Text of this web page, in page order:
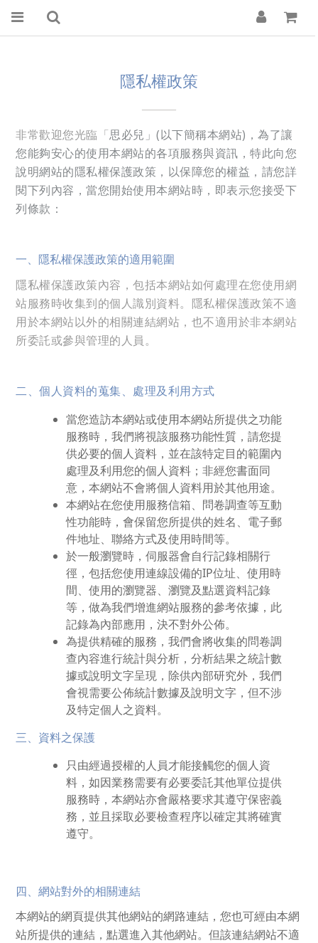
隱私權政策
———
非常歡迎您光臨「思必兒」(以下簡稱本網站)，為了讓
您能夠安心的使用本網站的各項服務與資訊，特此向您
說明網站的隱私權保護政策，以保障您的權益，請您詳
閱下列內容，當您開始使用本網站時，即表示您接受下
列條款：
一、隱私權保護政策的適用範圍
隱私權保護政策內容，包括本網站如何處理在您使用網
站服務時收集到的個人識別資料。隱私權保護政策不適
用於本網站以外的相關連結網站，也不適用於非本網站
所委託或參與管理的人員。
二、個人資料的蒐集、處理及利用方式
當您造訪本網站或使用本網站所提供之功能
服務時，我們將視該服務功能性質，請您提
供必要的個人資料，並在該特定目的範圍內
處理及利用您的個人資料；非經您書面同
意，本網站不會將個人資料用於其他用途。
本網站在您使用服務信箱、問卷調查等互動
性功能時，會保留您所提供的姓名、電子郵
件地址、聯絡方式及使用時間等。
於一般瀏覽時，伺服器會自行記錄相關行
徑，包括您使用連線設備的IP位址、使用時
間、使用的瀏覽器、瀏覽及點選資料記錄
等，做為我們增進網站服務的參考依據，此
記錄為內部應用，決不對外公佈。
為提供精確的服務，我們會將收集的問卷調
查內容進行統計與分析，分析結果之統計數
據或說明文字呈現，除供內部研究外，我們
會視需要公佈統計數據及說明文字，但不涉
及特定個人之資料。
三、資料之保護
只由經過授權的人員才能接觸您的個人資
料，如因業務需要有必要委託其他單位提供
服務時，本網站亦會嚴格要求其遵守保密義
務，並且採取必要檢查程序以確定其將確實
遵守。
四、網站對外的相關連結
本網站的網頁提供其他網站的網路連結，您也可經由本網
站所提供的連結，點選進入其他網站。但該連結網站不適